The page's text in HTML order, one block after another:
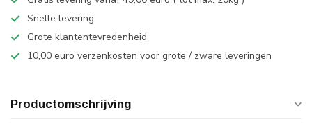
Snelle levering
Grote klantentevredenheid
10,00 euro verzenkosten voor grote / zware leveringen
Productomschrijving